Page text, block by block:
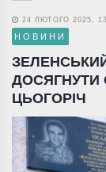
24 ЛЮТОГО 2025,
НОВИНИ
ДОСЯГНУТИ
ЦЬОГОРІЧ